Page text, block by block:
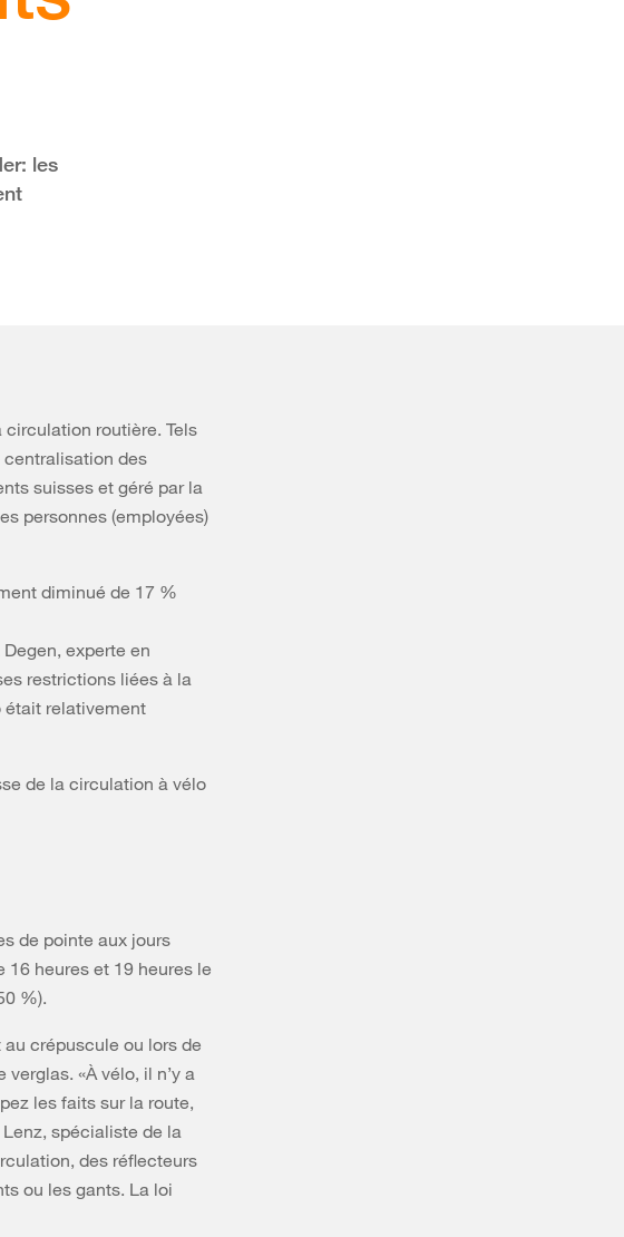
les
routière. Tels
centralisation des
suisses et géré par la
personnes (employées)
diminué de 17 %
experte en
restrictions liées à la
était relativement
de la circulation à vélo
de pointe aux jours
16 heures et 19 heures le
%).
crépuscule ou lors de
«À vélo, il n’y a
les faits sur la route,
spécialiste de la
des réflecteurs
ou les gants. La loi